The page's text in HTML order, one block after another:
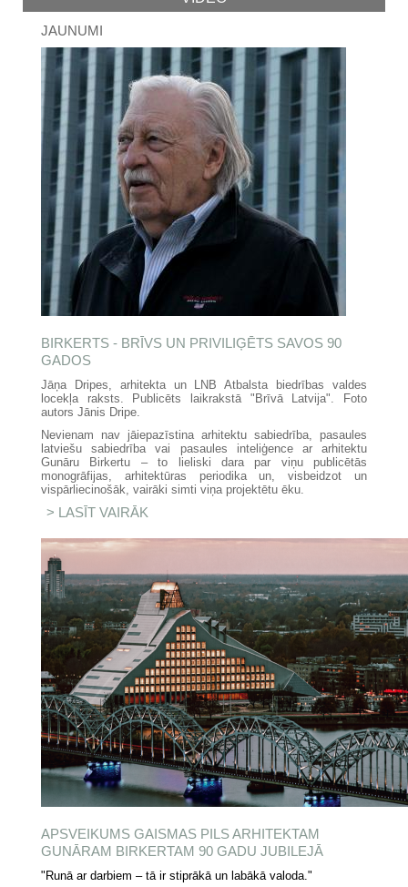
JAUNUMI
BIRKERTS - BRĪVS UN PRIVILIĢĒTS SAVOS 90
GADOS
Jāņa Dripes, arhitekta un LNB Atbalsta biedrības valdes
locekļa raksts. Publicēts laikrakstā "Brīvā Latvija". Foto
autors Jānis Dripe.
Nevienam nav jāiepazīstina arhitektu sabiedrība, pasaules
latviešu sabiedrība vai pasaules inteliģence ar arhitektu
Gunāru Birkertu – to lieliski dara par viņu publicētās
monogrāfijas, arhitektūras periodika un, visbeidzot un
vispārliecinošāk, vairāki simti viņa projektētu ēku.
LASĪT VAIRĀK
APSVEIKUMS GAISMAS PILS ARHITEKTAM
GUNĀRAM BIRKERTAM 90 GADU JUBILEJĀ
​"Runā ar darbiem – tā ir stiprākā un labākā valoda."